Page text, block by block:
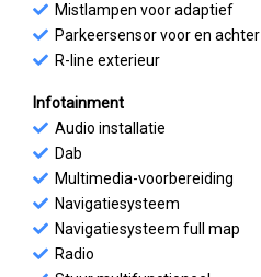
Mistlampen voor adaptief
Parkeersensor voor en achter
R-line exterieur
Infotainment
Audio installatie
Dab
Multimedia-voorbereiding
Navigatiesysteem
Navigatiesysteem full map
Radio